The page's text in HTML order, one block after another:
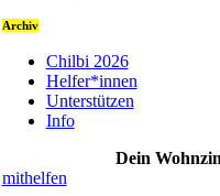
Archiv
Chilbi 2026
Helfer*innen
Unterstützen
Info
Dein
mithelfen